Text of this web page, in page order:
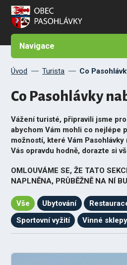
Navigace
Úvod Turista Co
Co Pasohlávky
Vážení turisté, připravili jsme
abychom Vám mohli co nejlépe
možností, které Vám
Vás opravdu hodně, dorazte si
OMLOUVÁME SE, ŽE TATO
NAPLNĚNA, PRŮBĚŽNĚ NA NÍ
Vše Ubytování
Sportovní vyžití
Vinné sklepy